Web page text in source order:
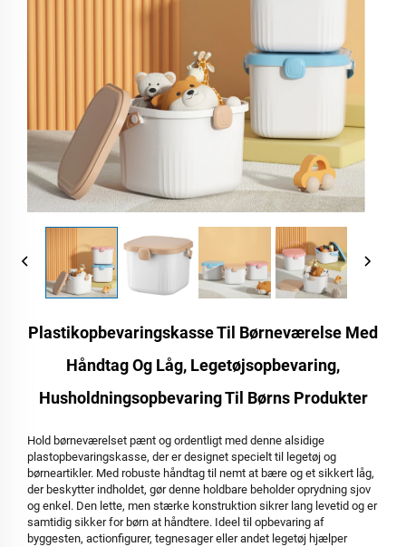
Plastikopbevaringskasse Til Børneværelse Med
Håndtag Og Låg, Legetøjsopbevaring,
Husholdningsopbevaring Til Børns Produkter
Hold børneværelset pænt og ordentligt med denne alsidige
plastopbevaringskasse, der er designet specielt til legetøj og
børneartikler. Med robuste håndtag til nemt at bære og et sikkert låg,
der beskytter indholdet, gør denne holdbare beholder oprydning sjov
og enkel. Den lette, men stærke konstruktion sikrer lang levetid og er
samtidig sikker for børn at håndtere. Ideel til opbevaring af
byggesten, actionfigurer, tegnesager eller andet legetøj hjælper